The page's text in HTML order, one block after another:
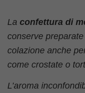
La confettura di
conserve
colazione anche
come crostate o
L’aroma